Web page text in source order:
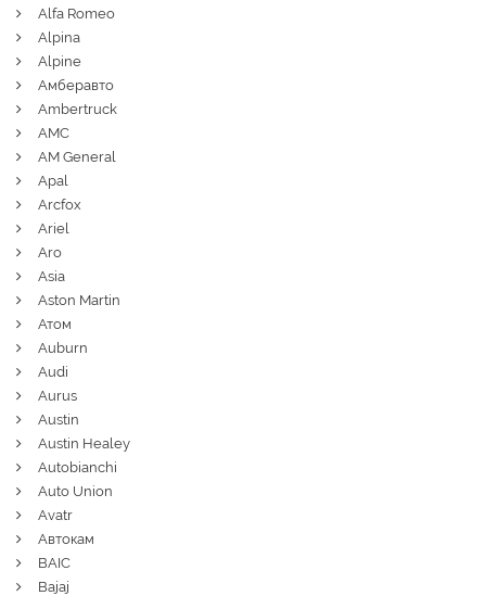
Alfa Romeo
Alpina
Alpine
Амберавто
Ambertruck
AMC
AM General
Apal
Arcfox
Ariel
Aro
Asia
Aston Martin
Атом
Auburn
Audi
Aurus
Austin
Austin Healey
Autobianchi
Auto Union
Avatr
Автокам
BAIC
Bajaj